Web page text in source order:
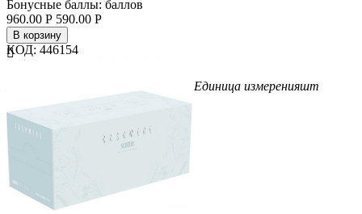
Бонусные баллы: баллов
960.00 Р 590.00 Р
В корзину

Единица измеренияшт
КОД: 446154